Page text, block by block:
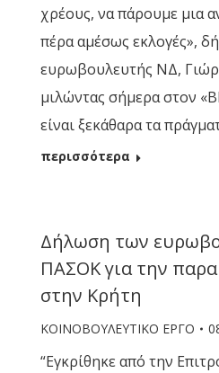
χρέους, να πάρουμε μια
πέρα αμέσως εκλογές»,
ευρωβουλευτής ΝΔ,
μιλώντας σήμερα στον
είναι ξεκάθαρα τα
περισσότερα
Δήλωση των
ΠΑΣΟΚ για την
στην Κρήτη
ΚΟΙΝΟΒΟΥΛΕΥΤΙΚΟ ΕΡΓΟ
“Εγκρίθηκε από την